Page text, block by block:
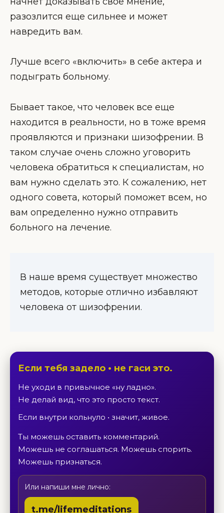
разозлится еще сильнее и может
навредить вам.
Лучше всего «включить» в себе актера и
подыграть больному.
Бывает такое, что человек все еще
находится в реальности, но в тоже время
проявляются и признаки шизофрении. В
таком случае очень сложно уговорить
человека обратиться к специалистам, но
вам нужно сделать это. К сожалению, нет
одного совета, который поможет всем, но
вам определенно нужно отправить
больного на лечение.
В наше время существует множество
методов, которые отлично избавляют
человека от шизофрении.
Если тебя задело • не гаси это.
Не уходи в привычное «ну ладно».
Не делай вид, что это просто текст.
Если внутри кольнуло • значит, живое.
Ты можешь оставить комментарий.
Можешь не соглашаться. Можешь спорить.
Можешь признаться.
Или напиши мне лично:
t.me/lifemeditations